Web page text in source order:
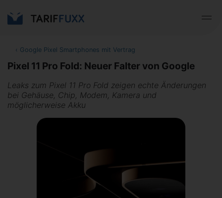
‹ Google Pixel Smartphones mit Vertrag
Pixel 11 Pro Fold: Neuer Falter von Google
Leaks zum Pixel 11 Pro Fold zeigen echte Änderungen
bei Gehäuse, Chip, Modem, Kamera und
möglicherweise Akku